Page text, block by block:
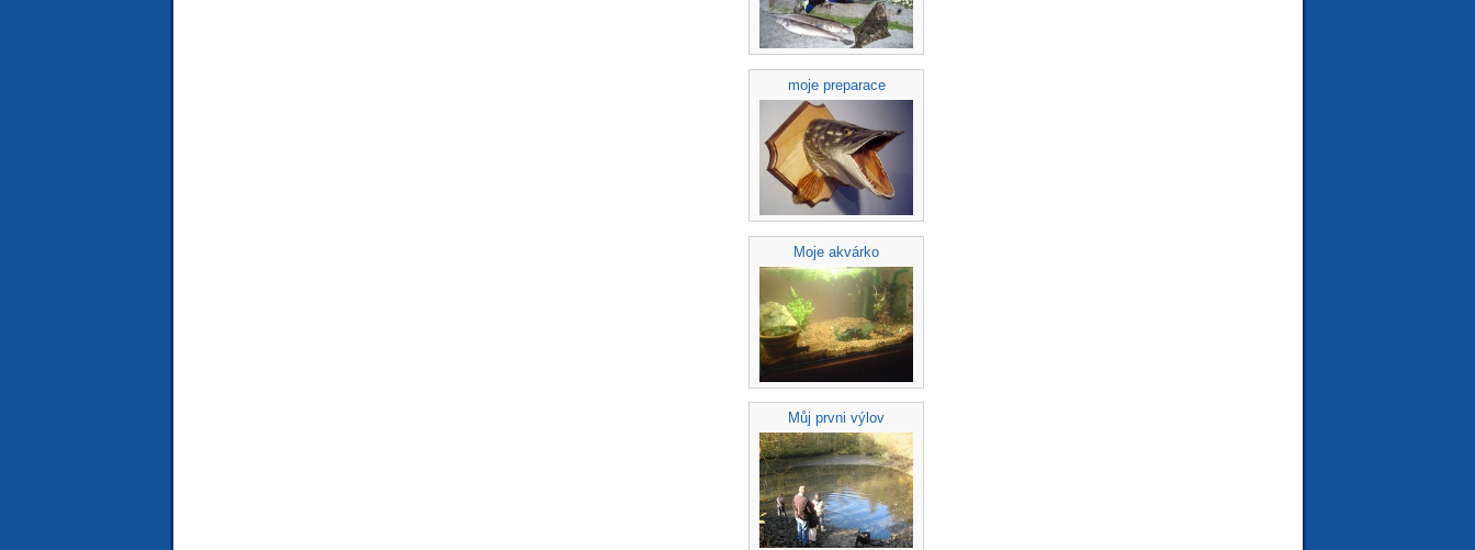
moje preparace
Moje akvárko
Můj prvni výlov